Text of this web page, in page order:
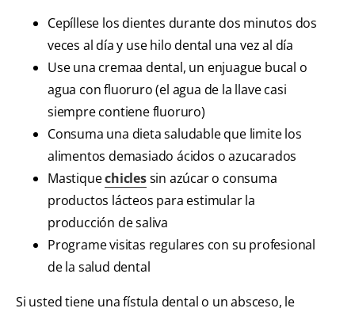
Cepíllese los dientes durante dos minutos dos
veces al día y use hilo dental una vez al día
Use una cremaa dental, un enjuague bucal o
agua con fluoruro (el agua de la llave casi
siempre contiene fluoruro)
Consuma una dieta saludable que limite los
alimentos demasiado ácidos o azucarados
Mastiquechiclessin azúcar o consuma
productos lácteos para estimular la
producción de saliva
Programe visitas regulares con su profesional
de la salud dental
Si usted tiene una fístula dental o un absceso, le